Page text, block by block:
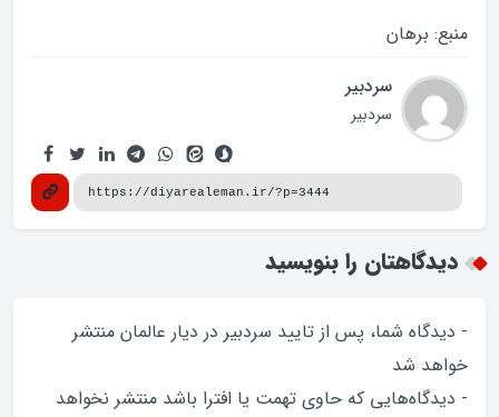
منبع: برهان
سردبیر
سردبیر
دیدگاهتان را بنویسید
- دیدگاه شما، پس از تایید سردبیر در دیار عالمان منتشر
خواهد‌ شد
- دیدگاه‌هایی که حاوی تهمت یا افترا باشد منتشر نخواهد‌